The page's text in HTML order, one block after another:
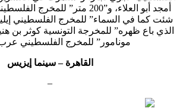
أمجد أبو العلاء، و”200 متر”
شئت كما في السماء” للمخرج الفلسطيني
الذي باع ظهره” للمخرجة التونسية كوثر بن
مونامور” للمخرج الفلسطيني
القاهرة – سينما إيزيس
–